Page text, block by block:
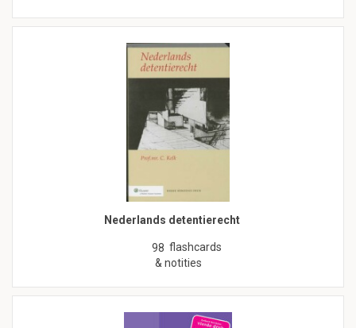
Nederlands detentierecht
98 flashcards
& notities